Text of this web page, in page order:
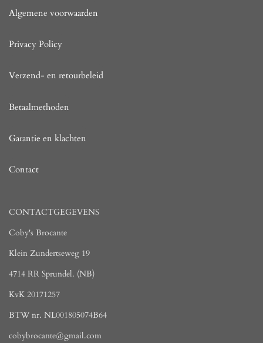
Algemene voorwaarden
Privacy Policy
Verzend- en retourbeleid
Betaalmethoden
Garantie en klachten
Contact
CONTACTGEGEVENS
Coby's Brocante
Klein Zundertseweg 19
4714 RR Sprundel. (NB)
KvK 20171257
BTW nr. NL001805074B64
cobybrocante@gmail.com